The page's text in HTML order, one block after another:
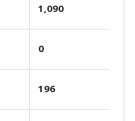
1,090
0
196